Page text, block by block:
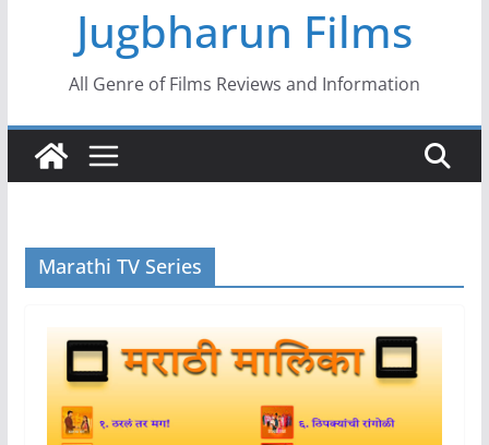
Jugbharun Films
All Genre of Films Reviews and Information
Marathi TV Series